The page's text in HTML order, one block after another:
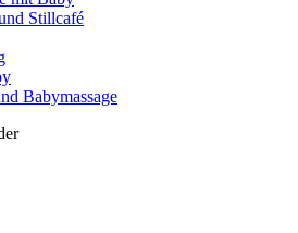
Stillcafé
Babymassage